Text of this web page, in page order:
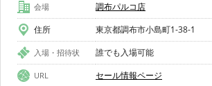
会場
調布パルコ店
住所
東京都調布市小島町1-38-1
入場・招待状 誰でも入場可能
URL セール情報ページ